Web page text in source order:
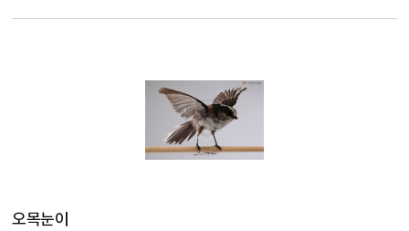
而得名，整?身?呈暗灰色，??的嘴?端像弓箭一??曲成??之?。但
幼?的?部和身?上部?灰褐色，羽毛端部?暗褐色，所以看起?花
花??的。 ?然是在??容易被?看到的留?，但是栖息地却局限在溪
谷。捕食?，像?水一?，一?栽?水中，用嘴?着石?，?了不被水流?
要被?心的物?
오목눈이